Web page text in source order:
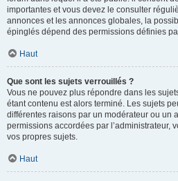
importantes et vous devez le consulter
annonces et les annonces globales, la
épinglés dépend des permissions définies
Haut
Que sont les sujets verrouillés ?
Vous ne pouvez plus répondre dans les
étant contenu est alors terminé. Les sujets
différentes raisons par un modérateur ou un
permissions accordées par l’administrateur,
vos propres sujets.
Haut